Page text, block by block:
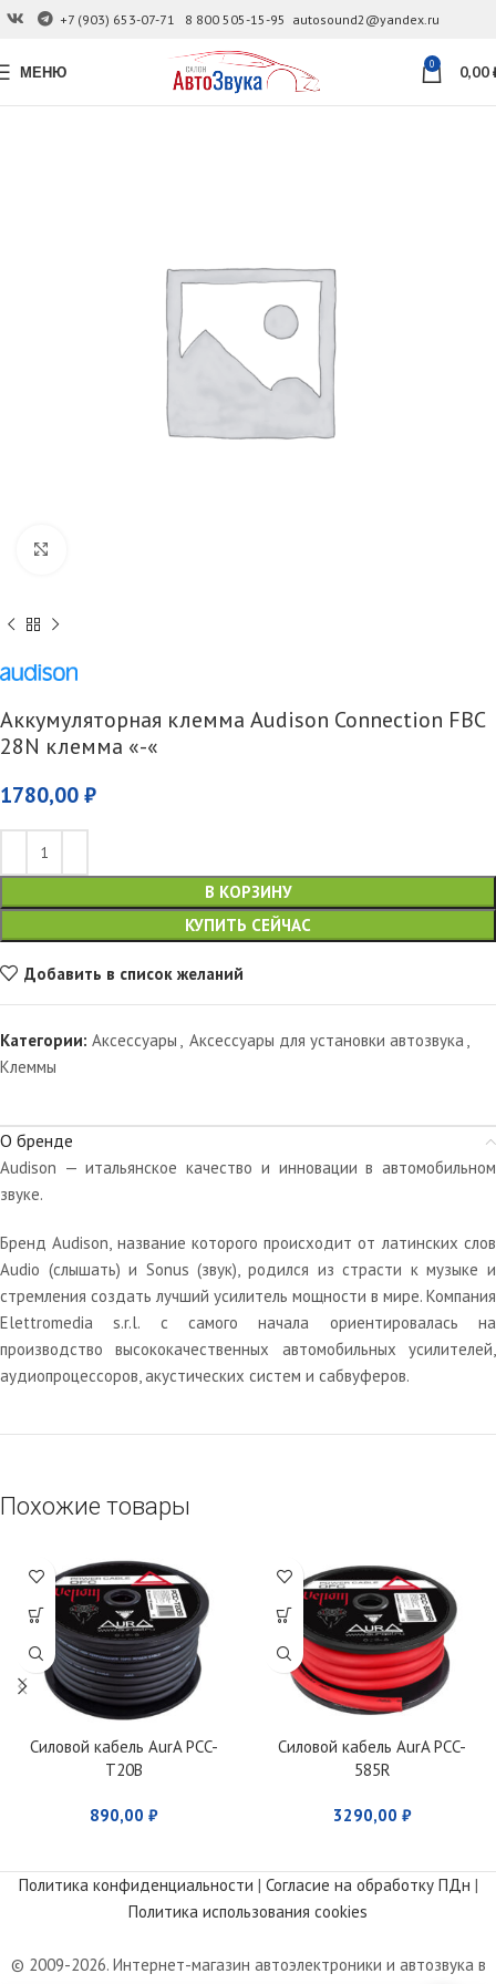
+7 (903) 653-07-71 8 800 505-15-95 autosound2@yandex.ru
МЕНЮ 0 0,00
Аккумуляторная клемма Audison Connection FBC
28N клемма «-«
1780,00 ₽
В КОРЗИНУ
КУПИТЬ СЕЙЧАС
Добавить в список желаний
Категории: Аксессуары , Аксессуары для установки автозвука ,
Клеммы
О бренде
Audison — итальянское качество и инновации в автомобильном
звуке.
Бренд Audison, название которого происходит от латинских слов
Audio (слышать) и Sonus (звук), родился из страсти к музыке и
стремления создать лучший усилитель мощности в мире. Компания
Elettromedia s.r.l. с самого начала ориентировалась на
производство высококачественных автомобильных усилителей,
аудиопроцессоров, акустических систем и сабвуферов.
Похожие товары
Силовой кабель AurA PCC-
T20B
890,00 ₽
Силовой кабель AurA PCC-
585R
3290,00 ₽
Политика конфиденциальности | Согласие на обработку ПДн |
Политика использования cookies
© 2009-2026. Интернет-магазин автоэлектроники и автозвука в